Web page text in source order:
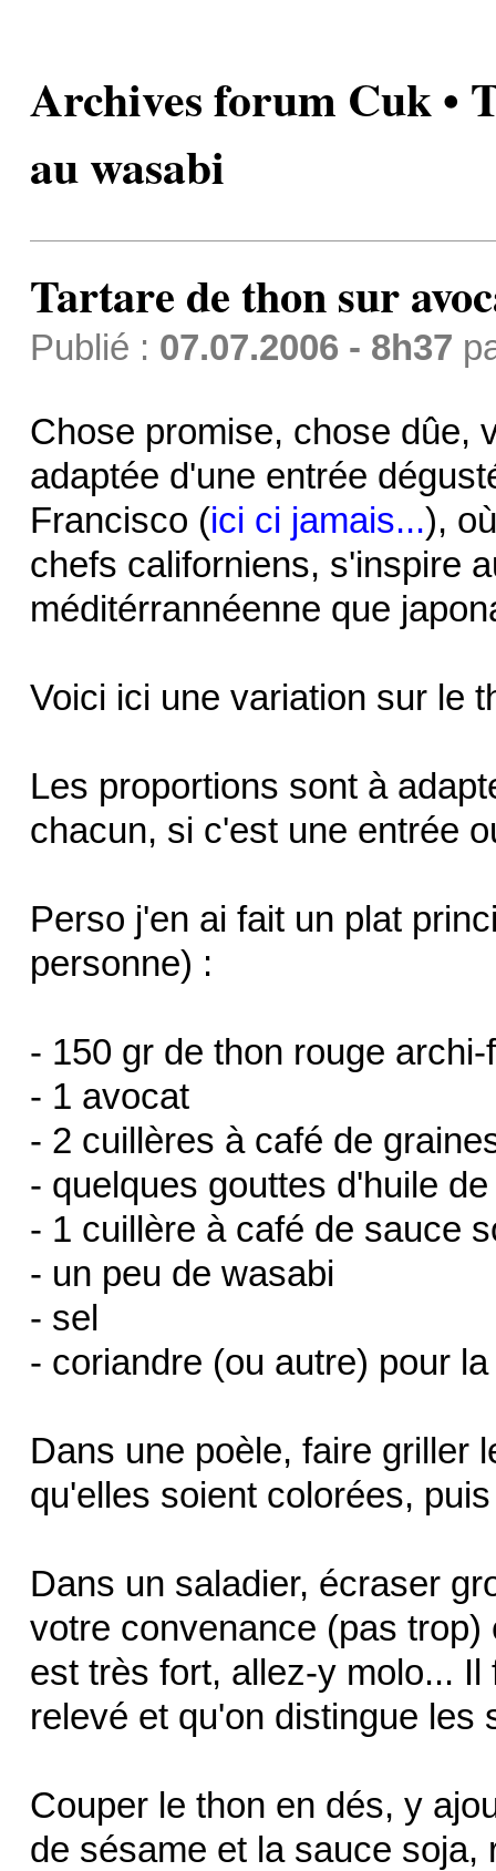
Archives forum Cuk •
au wasabi
Tartare de thon sur
Publié : 07.07.2006 - 8h37
Chose promise, chose dûe,
adaptée d'une entrée
Francisco (ici ci jamais...),
chefs californiens, s'inspire
méditérrannéenne que
Voici ici une variation sur le
Les proportions sont à
chacun, si c'est une entrée
Perso j'en ai fait un plat
personne) :
- 150 gr de thon rouge archi-
- 1 avocat
- 2 cuillères à café de
- quelques gouttes d'huile
- 1 cuillère à café de sauce
- un peu de wasabi
- sel
- coriandre (ou autre) pour
Dans une poèle, faire griller
qu'elles soient colorées,
Dans un saladier, écraser
votre convenance (pas
est très fort, allez-y molo...
relevé et qu'on distingue les
Couper le thon en dés, y
de sésame et la sauce soja,